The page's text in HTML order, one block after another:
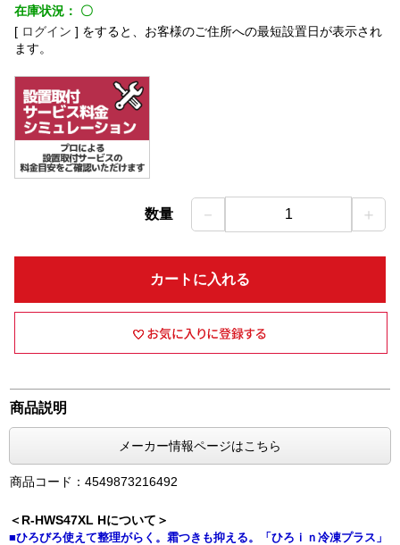
在庫状況： 〇
[ ログイン ] をすると、お客様のご住所への最短設置日が表示され
ます。
数量 － 1 ＋
カートに入れる
商品説明
メーカー情報ページはこちら
商品コード：4549873216492
＜R-HWS47XL Hについて＞
■ひろびろ使えて整理がらく。霜つきも抑える。「ひろｉｎ冷凍プラス」